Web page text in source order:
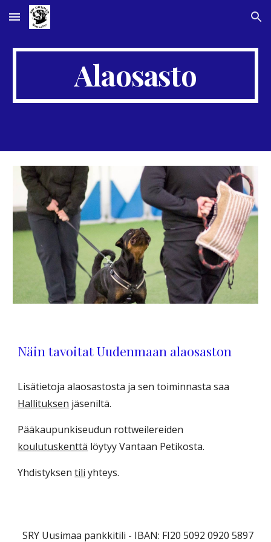
Skip to main content Skip to navigation
Alaosasto
Näin tavoitat Uudenmaan alaosaston
Lisätietoja alaosastosta ja sen toiminnasta saa
Hallituksen jäseniltä.
Pääkaupunkiseudun rottweilereiden
koulutuskenttä löytyy Vantaan Petikosta.
Yhdistyksentili yhteys.
SRY Uusimaa pankkitili - IBAN: FI20 5092 0920 5897